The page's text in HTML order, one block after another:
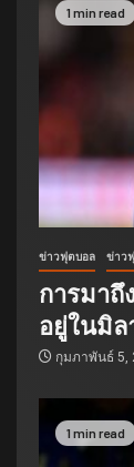
1 min read
ข่าวฟุตบอล ข่าว
การมาถึ
อยู่ในมิ
กุมภาพันธ์ 5,
1 min read